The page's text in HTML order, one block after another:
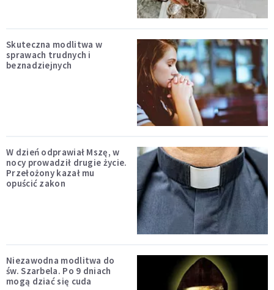
Skuteczna modlitwa w
sprawach trudnych i
beznadziejnych
W dzień odprawiał Mszę, w
nocy prowadził drugie życie.
Przełożony kazał mu
opuścić zakon
Niezawodna modlitwa do
św. Szarbela. Po 9 dniach
mogą dziać się cuda